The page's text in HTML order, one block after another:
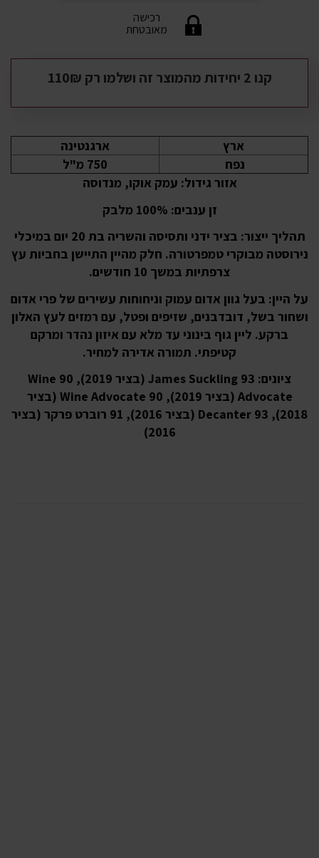
רכישה
מאובטחת
קנו 2 יחידות מהמוצר זה ושלמו רק 110₪
ארץ
ארגנטינה
נפח
750 מ"ל
אזור גידול: עמק אוקו, מנדוסה
זן ענבים: 100% מלבק
תהליך ייצור: בציר ידני ותסיסה והשריה בת 20 יום במיכלי
נירוסטה מבוקרי טמפרטורה. חלק מהיין התיישן בחביות עץ
צרפתיות במשך 10 חודשים.
על היין: בעל גוון אדום עמוק וניחוחות עשירים של פרי אדום
ושחור בשל, דובדבנים, שזיפים ופטל, עם רמזים לעץ האלון
ברקע. ליין גוף בינוני עד מלא עם איזון נהדר ומרקם
קטיפתי. תמורה אדירה למחיר.
ציונים: 93 James Suckling (בציר 2019), 90 Wine
Advocate (בציר 2019), 90 Wine Advocate (בציר
2018), 93 Decanter (בציר 2016), 91 רוברט פרקר (בציר
2016)